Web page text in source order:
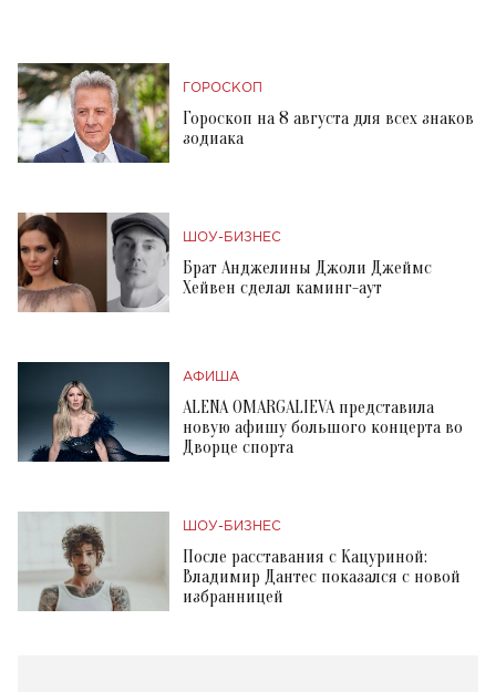
ГОРОСКОП
Гороскоп на 8 августа для всех знаков
зодиака
ШОУ-БИЗНЕС
Брат Анджелины Джоли Джеймс
Хейвен сделал каминг-аут
АФИША
ALENA OMARGALIEVA представила
новую афишу большого концерта во
Дворце спорта
ШОУ-БИЗНЕС
После расставания с Кацуриной:
Владимир Дантес показался с новой
избранницей